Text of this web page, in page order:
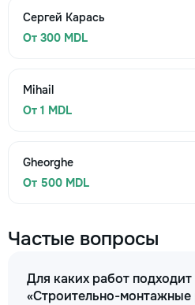
Сергей Карась
От 300 MDL
Mihail
От 1 MDL
Gheorghe
От 500 MDL
Частые вопросы
Для каких работ подходит
«Строительно-монтажные